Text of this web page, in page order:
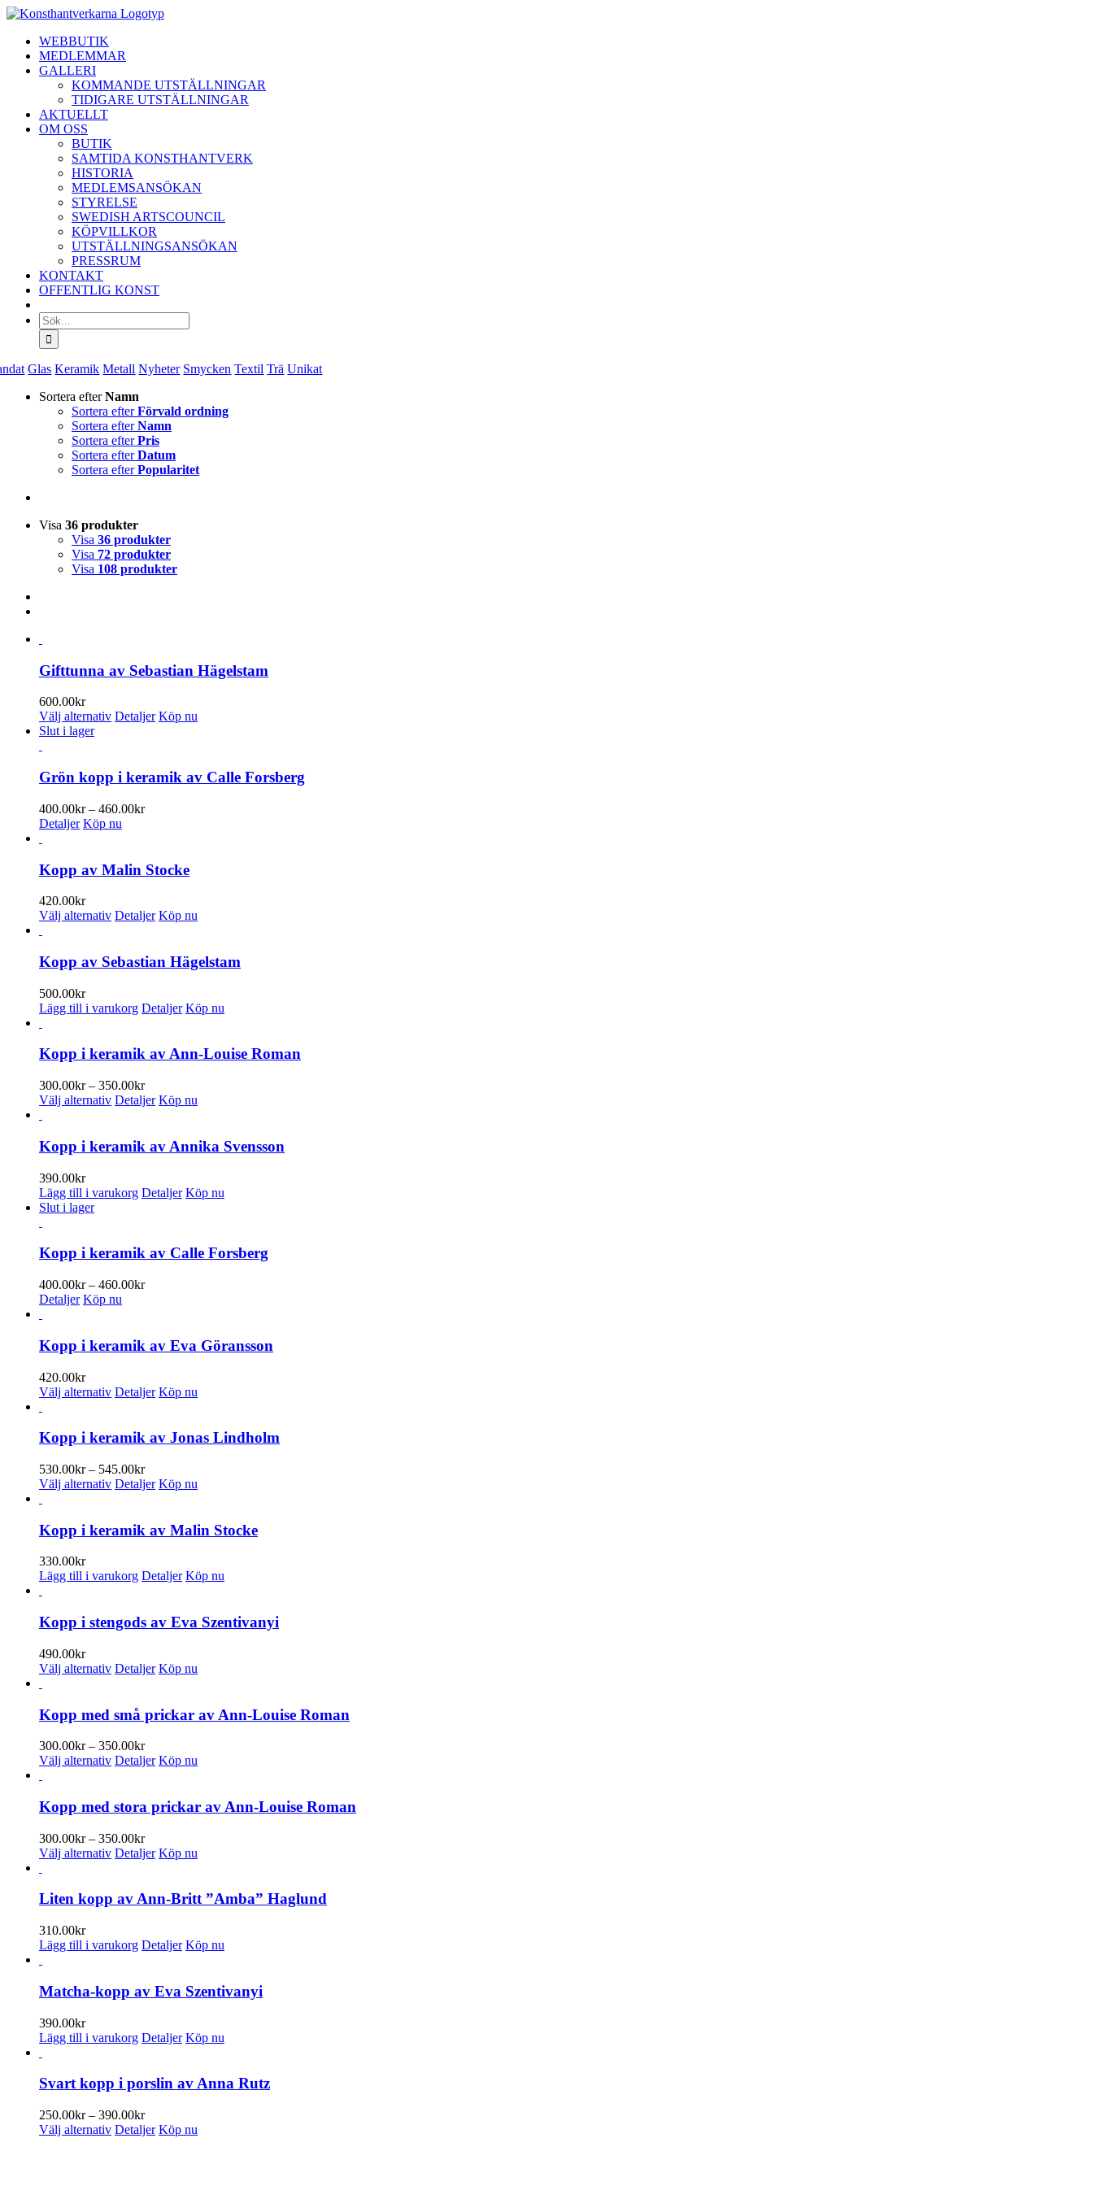
Fortsätt
innehålletWEBBUTIK
MEDLEMMAR
GALLERI
KOMMANDE UTSTÄLLNINGAR
TIDIGARE UTSTÄLLNINGAR
AKTUELLT
OM OSS
BUTIK
SAMTIDA KONSTHANTVERK
HISTORIA
MEDLEMSANSÖKAN
STYRELSE
SWEDISH ARTSCOUNCIL
KÖPVILLKOR
UTSTÄLLNINGSANSÖKAN
PRESSRUM
KONTAKT
OFFENTLIG KONST
Sök
efter:
Glas Keramik Metall Nyheter Smycken Textil Trä Unikat
Sortera efterNamn
Sortera efterFörvald ordning
Sortera efterNamn
Sortera efterPris
Sortera efterDatum
Sortera efterPopularitet
Visa 36 produkter
Visa 36 produkter
Visa 72 produkter
Visa 108 produkter
Gifttunna av Sebastian Hägelstam
600.00kr
Välj alternativ Den
flera
varianter.
De
olika
alternativen
väljas
på
Detaljer Köp nu
Slut i lager
Grön kopp i keramik av Calle Forsberg
400.00kr – 460.00krPrisintervall:
Detaljer Köp nu
Kopp av Malin Stocke
420.00kr
Välj alternativ Den
har
flera
De
olika
väljas
produktsidan
Detaljer Köp nu
Kopp av Sebastian Hägelstam
500.00kr
Lägg till i varukorg Detaljer Köp nu
Kopp i keramik av Ann-Louise Roman
300.00kr – 350.00krPrisintervall:
300.00kr
Välj alternativ Den
har
flera
De
olika
väljas
på
Detaljer Köp nu
Kopp i keramik av Annika Svensson
390.00kr
Lägg till i varukorg Detaljer Köp nu
Slut i lager
Kopp i keramik av Calle Forsberg
400.00kr – 460.00krPrisintervall:
Detaljer Köp nu
Kopp i keramik av Eva Göransson
420.00kr
Välj alternativ Den
har
varianter.
De
olika
väljas
Detaljer Köp nu
Kopp i keramik av Jonas Lindholm
530.00kr – 545.00krPrisintervall:
530.00kr
Välj alternativ Den
har
flera
De
olika
väljas
Detaljer Köp nu
Kopp i keramik av Malin Stocke
330.00kr
Lägg till i varukorg Detaljer Köp nu
Kopp i stengods av Eva Szentivanyi
490.00kr
Välj alternativ Den
har
flera
varianter.
De
olika
väljas
produktsidan
Detaljer Köp nu
Kopp med små prickar av Ann-Louise Roman
300.00kr – 350.00krPrisintervall:
300.00kr
Välj alternativ Den
har
flera
varianter.
De
olika
väljas
Detaljer Köp nu
Kopp med stora prickar av Ann-Louise Roman
300.00kr – 350.00krPrisintervall:
300.00kr
Välj alternativ Den
har
De
olika
väljas
Detaljer Köp nu
Liten kopp av Ann-Britt ”Amba” Haglund
310.00kr
Lägg till i varukorg Detaljer Köp nu
Matcha-kopp av Eva Szentivanyi
390.00kr
Lägg till i varukorg Detaljer Köp nu
Svart kopp i porslin av Anna Rutz
250.00kr – 390.00krPrisintervall:
250.00kr
Välj alternativ Den
Detaljer Köp nu